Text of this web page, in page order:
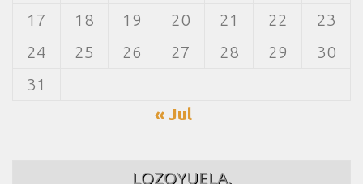
17
18 19 20 21 22
23
24
25 26 27 28 29
30
31
« Jul
LOZOYUELA,